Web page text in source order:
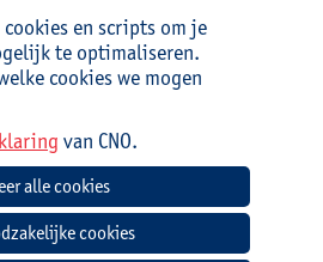
vragen
via CNOweb?
invullen?
cookies en scripts om je
te optimaliseren.
cookies we mogen
van CNO.